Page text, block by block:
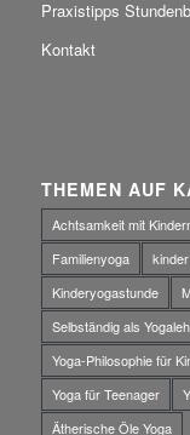
Praxistipps
Kontakt
THEMEN AUF
Achtsamkeit mit
Familienyoga
kinder
Kinderyogastunde
Selbständig als
Yoga-Philosophie für
Yoga für Teenager
Ätherische Öle Yoga